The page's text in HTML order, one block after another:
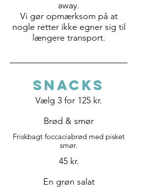
away.
Vi gør opmærksom på at
nogle retter ikke egner sig til
længere transport.
SNACKS
Vælg 3 for 125 kr.
Brød & smør
Friskbagt foccaciabrød med pisket
smør.
45 kr.
En grøn salat